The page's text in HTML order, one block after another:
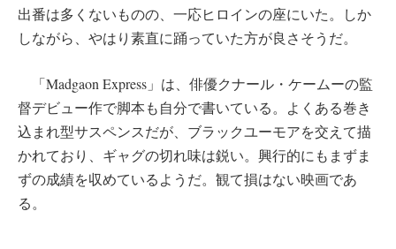
出番は多くないものの、一応ヒロインの座にいた。しか
しながら、やはり素直に踊っていた方が良さそうだ。
「Madgaon Express」は、俳優クナール・ケームーの監
督デビュー作で脚本も自分で書いている。よくある巻き
込まれ型サスペンスだが、ブラックユーモアを交えて描
かれており、ギャグの切れ味は鋭い。興行的にもまずま
ずの成績を収めているようだ。観て損はない映画であ
る。